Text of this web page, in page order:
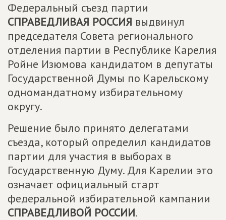
Федеральный съезд партии
СПРАВЕДЛИВАЯ РОССИЯ выдвинул
председателя Совета регионального
отделения партии в Республике Карелия
Ройне Изюмова кандидатом в депутаты
Государственной Думы по Карельскому
одномандатному избирательному
округу.
Решение было принято делегатами
съезда, который определил кандидатов
партии для участия в выборах в
Государственную Думу. Для Карелии это
означает официальный старт
федеральной избирательной кампании
СПРАВЕДЛИВОЙ РОССИИ.